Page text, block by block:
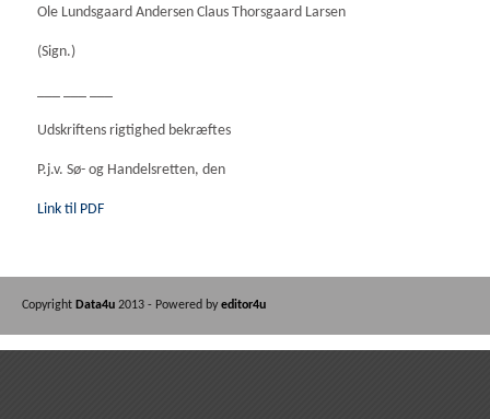
Ole Lundsgaard Andersen Claus Thorsgaard Larsen
(Sign.)
Udskriftens rigtighed bekræftes
P.j.v. Sø- og Handelsretten, den
Link til PDF
Copyright Data4u 2013 - Powered by editor4u